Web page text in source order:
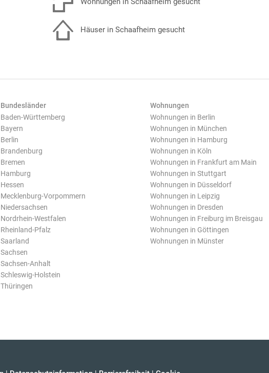
Häuser in Schaafheim gesucht
Bundesländer
Baden-Württemberg
Bayern
Berlin
Brandenburg
Bremen
Hamburg
Hessen
Mecklenburg-Vorpommern
Niedersachsen
Nordrhein-Westfalen
Rheinland-Pfalz
Saarland
Sachsen
Sachsen-Anhalt
Schleswig-Holstein
Thüringen
Wohnungen
Wohnungen in Berlin
Wohnungen in München
Wohnungen in Hamburg
Wohnungen in Köln
Wohnungen in Frankfurt am Main
Wohnungen in Stuttgart
Wohnungen in Düsseldorf
Wohnungen in Leipzig
Wohnungen in Dresden
Wohnungen in Freiburg im Breisgau
Wohnungen in Göttingen
Wohnungen in Münster